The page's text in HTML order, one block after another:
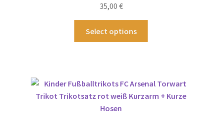
gewählt
35,00 €
Select options
auf.
Die